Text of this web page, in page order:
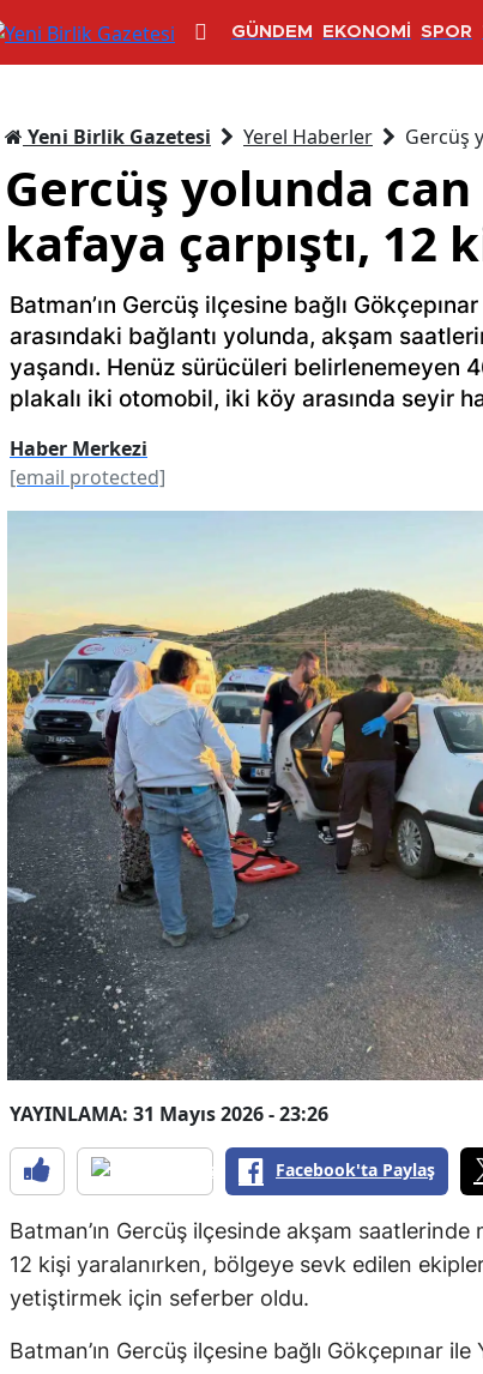
GÜNDEM EKONOMİ SPOR
Yeni Birlik Gazetesi Yerel Haberler Gercüş
Gercüş yolunda
kafaya çarpıştı,
Batman’ın Gercüş ilçesine bağlı
arasındaki bağlantı yolunda, akşam
yaşandı. Henüz sürücüleri belirlenemeyen
plakalı iki otomobil, iki köy arasında seyir
Haber Merkezi
[email protected]
YAYINLAMA: 31 Mayıs 2026 - 23:26
Facebook'ta Paylaş
Batman’ın Gercüş ilçesinde akşam
12 kişi yaralanırken, bölgeye sevk edilen
yetiştirmek için seferber oldu.
Batman’ın Gercüş ilçesine bağlı Gökçepınar